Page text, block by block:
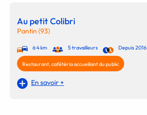
Au petit Colibri
Pantin (93)
à 4 km 5 travailleurs Depuis 2016
Restaurant, cafétéria accueillant du public
En savoir +